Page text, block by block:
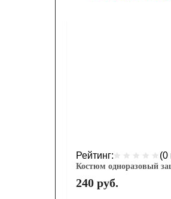
Рейтинг: (0
Костюм одноразовый
240 руб.